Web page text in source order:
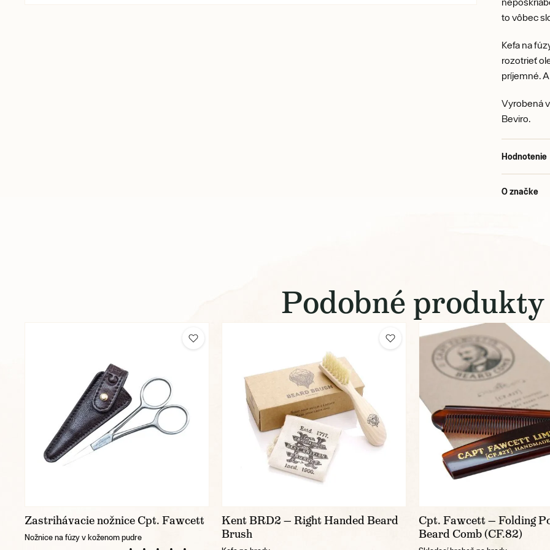
to vôbec
Kefa na
rozotrieť
príjemné.
Vyrobená
Beviro.
Hodnotenie
O značke
Podobné produkty
Zastrihávacie nožnice Cpt. Fawcett
Nožnice na fúzy v koženom pudre
Kent BRD2 — Right Handed Beard
Brush
Cpt. Fawcett — Folding
Beard Comb (CF.82)